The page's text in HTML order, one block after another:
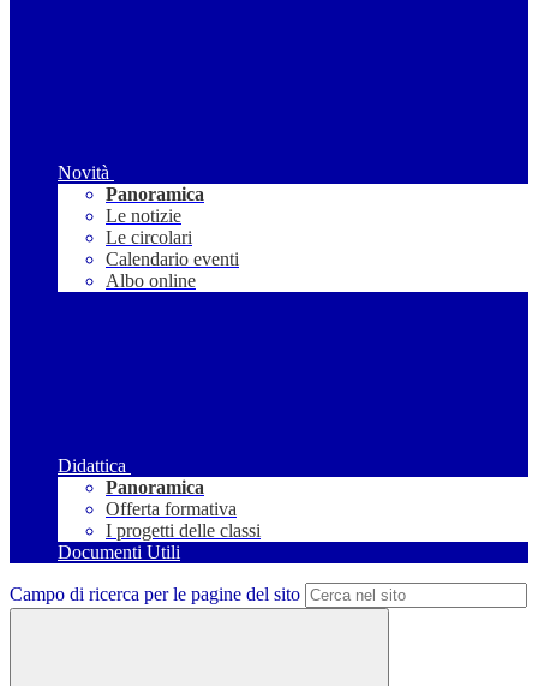
Novità
Panoramica
Le notizie
Le circolari
Calendario eventi
Albo online
Didattica
Panoramica
Offerta formativa
I progetti delle classi
Documenti Utili
Campo di ricerca per le pagine del sito